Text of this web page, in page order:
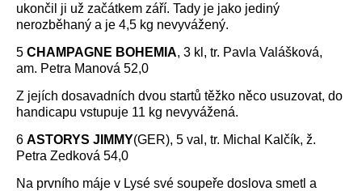
ukončil ji už začátkem září. Tady je jako jediný
nerozběhaný a je 4,5 kg nevyvážený.
5 CHAMPAGNE BOHEMIA, 3 kl, tr. Pavla Valášková,
am. Petra Manová 52,0
Z jejích dosavadních dvou startů těžko něco usuzovat, do
handicapu vstupuje 11 kg nevyvážená.
6 ASTORYS JIMMY(GER), 5 val, tr. Michal Kalčík, ž.
Petra Zedková 54,0
Na prvního máje v Lysé své soupeře doslova smetl a